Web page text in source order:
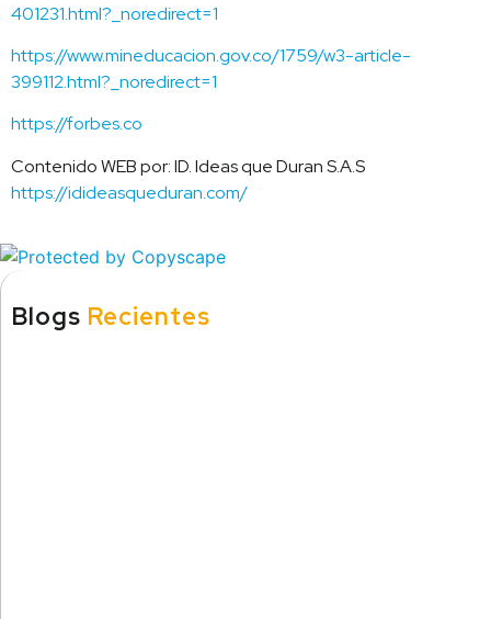
401231.html?_noredirect=1
https://www.mineducacion.gov.co/1759/w3-article-
399112.html?_noredirect=1
https://forbes.co
Contenido WEB por: ID. Ideas que Duran S.A.S
https://idideasqueduran.com/
Blogs Recientes